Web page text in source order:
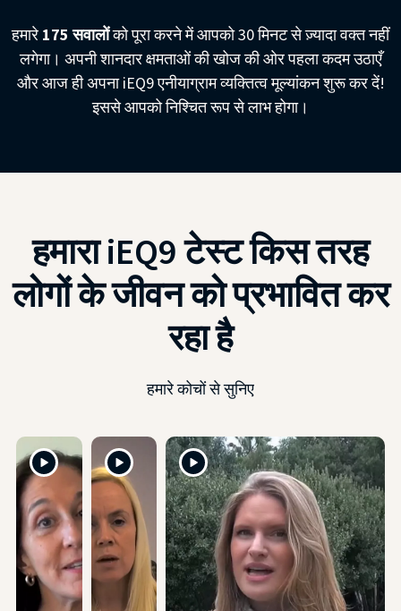
हमारे 175 सवालोंको पूरा करने में आपको 30 मिनट से ज़्यादा वक्त नहीं
लगेगा। अपनी शानदार क्षमताओं की खोज की ओर पहला कदम उठाएँ
और आज ही अपना iEQ9 एनीयाग्राम व्यक्तित्व मूल्यांकन शुरू कर दें!
इससे आपको निश्चित रूप से लाभ होगा।
हमारा iEQ9 टेस्ट किस तरह
लोगों के जीवन को प्रभावित कर
रहा है
हमारे कोचों से सुनिए